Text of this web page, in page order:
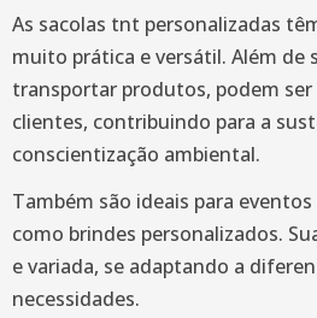
As sacolas tnt personalizadas
muito prática e versátil. Além de
transportar produtos, podem
clientes, contribuindo para a
conscientização ambiental.
Também são ideais para
como brindes personalizados.
e variada, se adaptando a
necessidades.